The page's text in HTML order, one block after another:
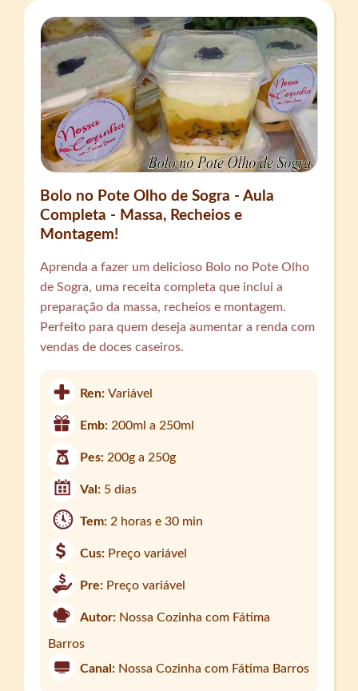
Bolo no Pote Olho de Sogra - Aula
Completa - Massa, Recheios e
Montagem!
Aprenda a fazer um delicioso Bolo no Pote Olho
de Sogra, uma receita completa que inclui a
preparação da massa, recheios e montagem.
Perfeito para quem deseja aumentar a renda com
vendas de doces caseiros.
Ren:Variável
Emb:200ml a 250ml
Pes:200g a 250g
Val: 5 dias
Tem:2 horas e 30 min
Cus: Preço variável
Pre: Preço variável
Autor: Nossa Cozinha com Fátima
Barros
Canal: Nossa Cozinha com Fátima Barros